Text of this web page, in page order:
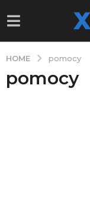
HOME pomocy
pomocy